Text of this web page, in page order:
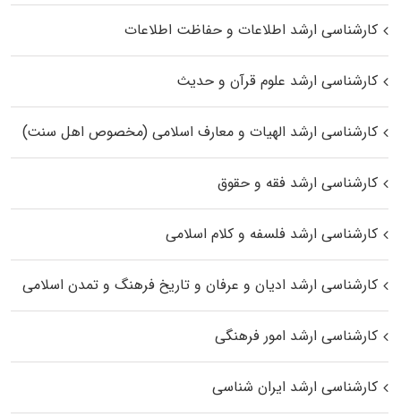
کارشناسی ارشد اطلاعات و حفاظت اطلاعات
کارشناسی ارشد علوم قرآن و حدیث
کارشناسی ارشد الهیات و معارف اسلامی (مخصوص اهل سنت)
کارشناسی ارشد فقه و حقوق
کارشناسی ارشد فلسفه و کلام اسلامی
کارشناسی ارشد ادیان و عرفان و تاریخ فرهنگ و تمدن اسلامی
کارشناسی ارشد امور فرهنگی
کارشناسی ارشد ایران شناسی